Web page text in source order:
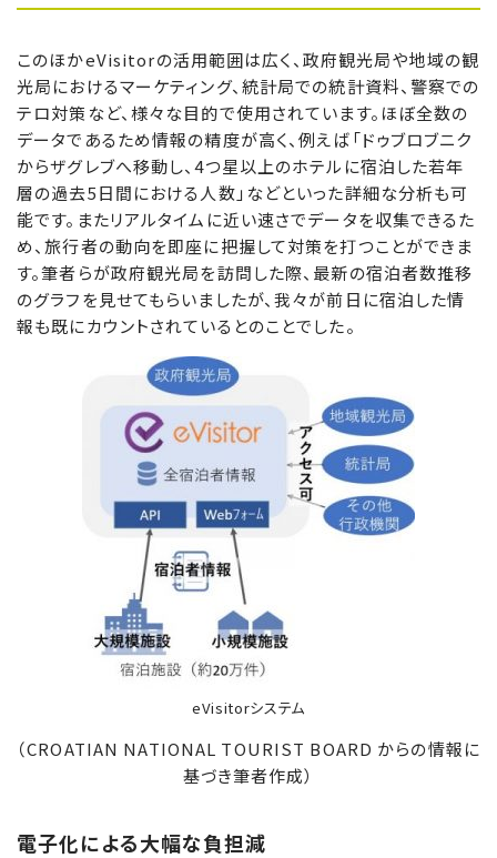
このほかeVisitorの活用範囲は広く、政府観光局や地域の観
光局におけるマーケティング、統計局での統計資料、警察での
テロ対策など、様々な目的で使用されています。ほぼ全数の
データであるため情報の精度が高く、例えば「ドゥブロブニク
からザグレブへ移動し、4つ星以上のホテルに宿泊した若年
層の過去5日間における人数」などといった詳細な分析も可
能です。またリアルタイムに近い速さでデータを収集できるた
め、旅行者の動向を即座に把握して対策を打つことができま
す。筆者らが政府観光局を訪問した際、最新の宿泊者数推移
のグラフを見せてもらいましたが、我々が前日に宿泊した情
報も既にカウントされているとのことでした。
eVisitorシステム
（CROATIAN NATIONAL TOURIST BOARD からの情報に
基づき筆者作成）
電子化による大幅な負担減